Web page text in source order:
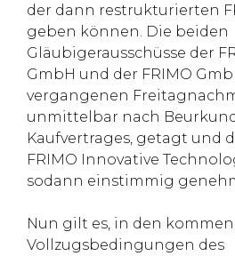
der dann restrukturierten
geben können. Die beiden
Gläubigerausschüsse der
GmbH und der FRIMO
vergangenen
unmittelbar nach
Kaufvertrages, getagt und
FRIMO Innovative
sodann einstimmig
Nun gilt es, in den
Vollzugsbedingungen des